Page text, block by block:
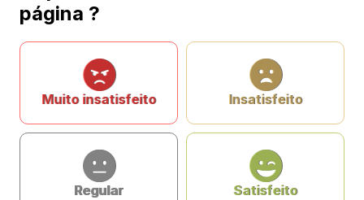
página ?
Muito insatisfeito Insatisfeito
Regular Satisfeito